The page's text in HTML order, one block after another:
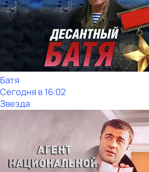
Батя
Сегодня в 16:02
Звезда